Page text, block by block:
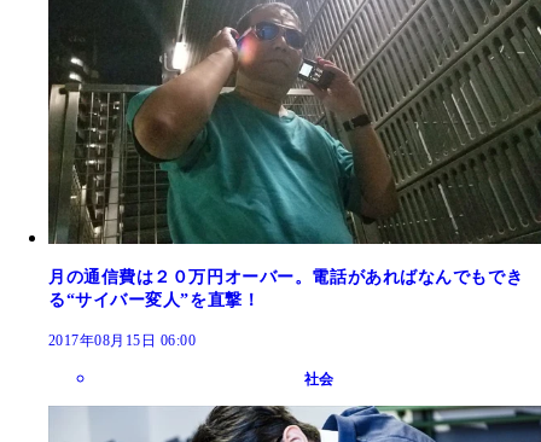
月の通信費は２０万円オーバー。電話があればなんでもでき
る“サイバー変人”を直撃！
2017年08月15日 06:00
社会